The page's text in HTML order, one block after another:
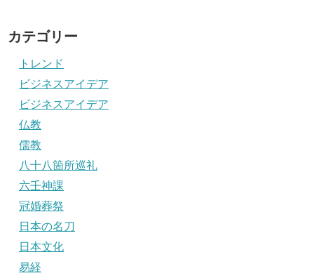
カテゴリー
トレンド
ビジネスアイデア
ビジネスアイデア
仏教
儒教
八十八箇所巡礼
六壬神課
冠婚葬祭
日本の名刀
日本文化
易経